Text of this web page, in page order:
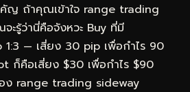
ญ ถ้าคุณเข้าใจ range trading
รู้ว่านี่คือจังหวะ Buy ที่มี
1:3 — เสี่ยง 30 pip เพื่อกำไร 90
ก็คือเสี่ยง $30 เพื่อกำไร $90
อง range trading sideway